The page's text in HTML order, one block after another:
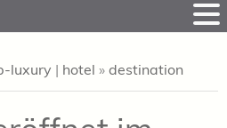
luxury | hotel » destination